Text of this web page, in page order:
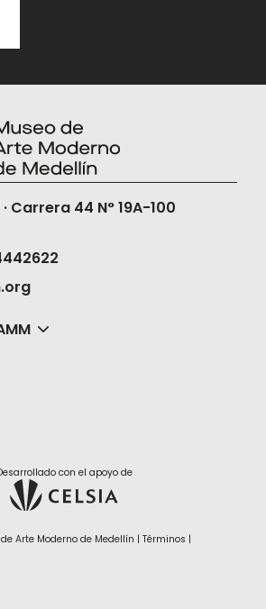
Carrera 44 N° 19A-100
con el apoyo de
Arte Moderno de Medellín | Términos |